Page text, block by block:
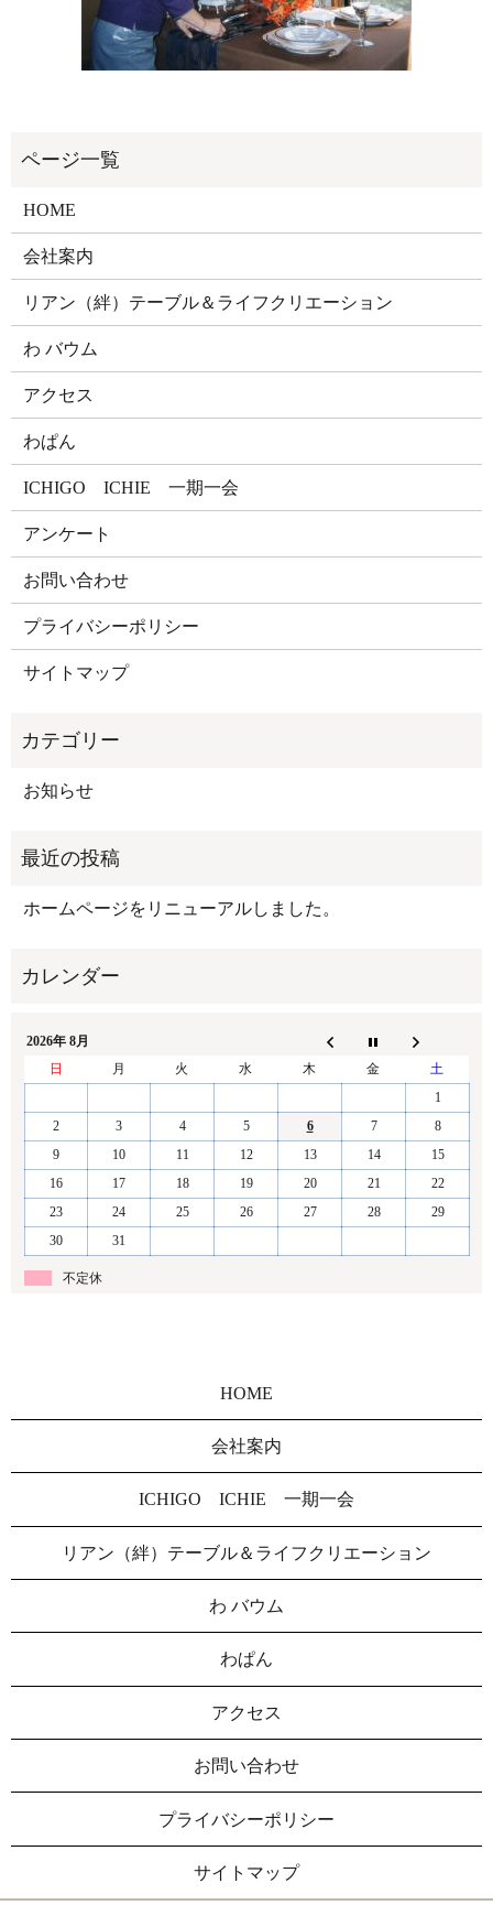
HOME
会社案内
リアン（絆）テーブル＆ライフクリエーション
わ バウム
アクセス
わぱん
ICHIGO ICHIE 一期一会
アンケート
お問い合わせ
プライバシーポリシー
サイトマップ
お知らせ
ホームページをリニューアルしました。
2026年 8月
日
月 火 水 木 金
土
1
2
3 4 5 6 7
8
9
10 11 12 13 14
15
16
17 18 19 20 21
22
23
24 25 26 27 28
29
30
31
不定休
HOME
会社案内
ICHIGO ICHIE 一期一会
リアン（絆）テーブル＆ライフクリエーション
わ バウム
わぱん
アクセス
お問い合わせ
プライバシーポリシー
サイトマップ